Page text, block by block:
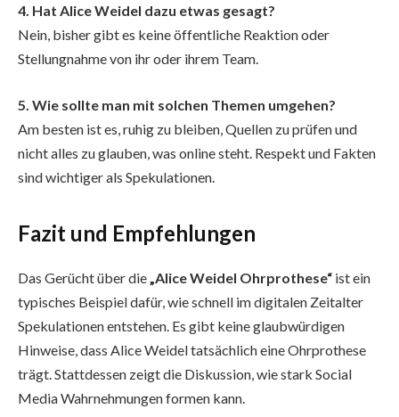
4. Hat Alice Weidel dazu etwas gesagt?
Nein, bisher gibt es keine öffentliche Reaktion oder
Stellungnahme von ihr oder ihrem Team.
5. Wie sollte man mit solchen Themen umgehen?
Am besten ist es, ruhig zu bleiben, Quellen zu prüfen und
nicht alles zu glauben, was online steht. Respekt und Fakten
sind wichtiger als Spekulationen.
Fazit und Empfehlungen
Das Gerücht über die„Alice Weidel Ohrprothese“ ist ein
typisches Beispiel dafür, wie schnell im digitalen Zeitalter
Spekulationen entstehen. Es gibt keine glaubwürdigen
Hinweise, dass Alice Weidel tatsächlich eine Ohrprothese
trägt. Stattdessen zeigt die Diskussion, wie stark Social
Media Wahrnehmungen formen kann.